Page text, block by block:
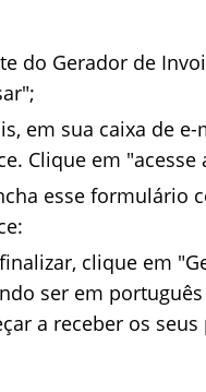
do Gerador de
em sua caixa de
Clique em
esse formulário
clique em
ser em
a receber os